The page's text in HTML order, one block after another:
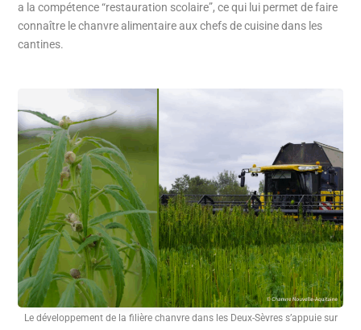
a la compétence “restauration scolaire”, ce qui lui permet de faire
connaître le chanvre alimentaire aux chefs de cuisine dans les
cantines.
Le développement de la filière chanvre dans les Deux-Sèvres s’appuie sur